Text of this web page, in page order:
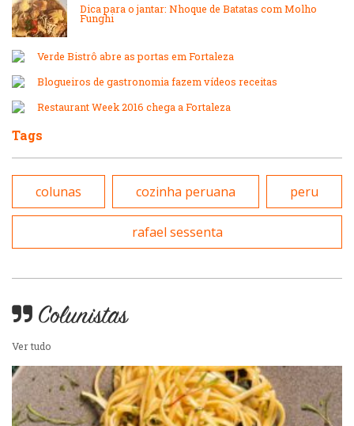
Japonesa e Oriental
Lanchonetes
Massas
Padarias e Confeitarias
Peixes e Frutos do Mar
Pizzarias
Sobremesas e sorvetes
Padarias e Confeitarias
Pizzarias
Portuguesa
Dica para o jantar: Nhoque de Batatas com Molho
Funghi
Verde Bistrô abre as portas em Fortaleza
Blogueiros de gastronomia fazem vídeos receitas
Restaurant Week 2016 chega a Fortaleza
Tags
colunas cozinha peruana peru
rafael sessenta
Colunistas
Ver tudo